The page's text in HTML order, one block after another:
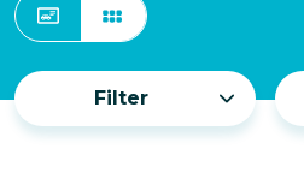
Filter